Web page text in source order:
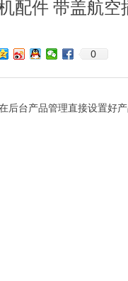
配件 带盖航空
台产品管理直接设置好
0